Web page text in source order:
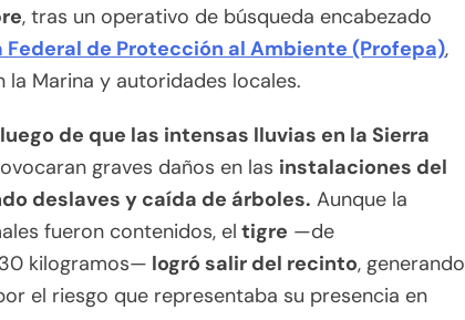
, tras un operativo de búsqueda encabezado
Federal de Protección al Ambiente (Profepa),
la Marina y autoridades locales.
de que las intensas lluvias en la Sierra
graves daños en las instalaciones del
deslaves y caída de árboles. Aunque la
fueron contenidos, el tigre —de
kilogramos— logró salir del recinto, generando
el riesgo que representaba su presencia en